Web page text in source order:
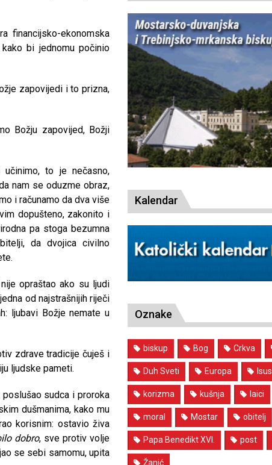
financijsko-ekonomska
bi jednomu počinio
zapovijedi i to prizna,
Božju zapovijed, Božji
to je nečasno,
nam se oduzme obraz,
i računamo da dva više
dopušteno, zakonito i
pa stoga bezumna
da dvojica civilno
opraštao ako su ljudi
od najstrašnijih riječi
ljubavi Božje nemate u
zdrave tradicije čuješ i
ljudske pameti.
sudca i proroka
dušmanima, kako mu
korisnim: ostavio živa
dobro, sve protiv volje
se sebi samomu, upita
Kalendar
Oznake
biskup Bog Crkva
Duh Sveti Europa Isus
korizma kušnja laici
moral Mostar obitelj
Papa Benedikt XVI. post
Žanić